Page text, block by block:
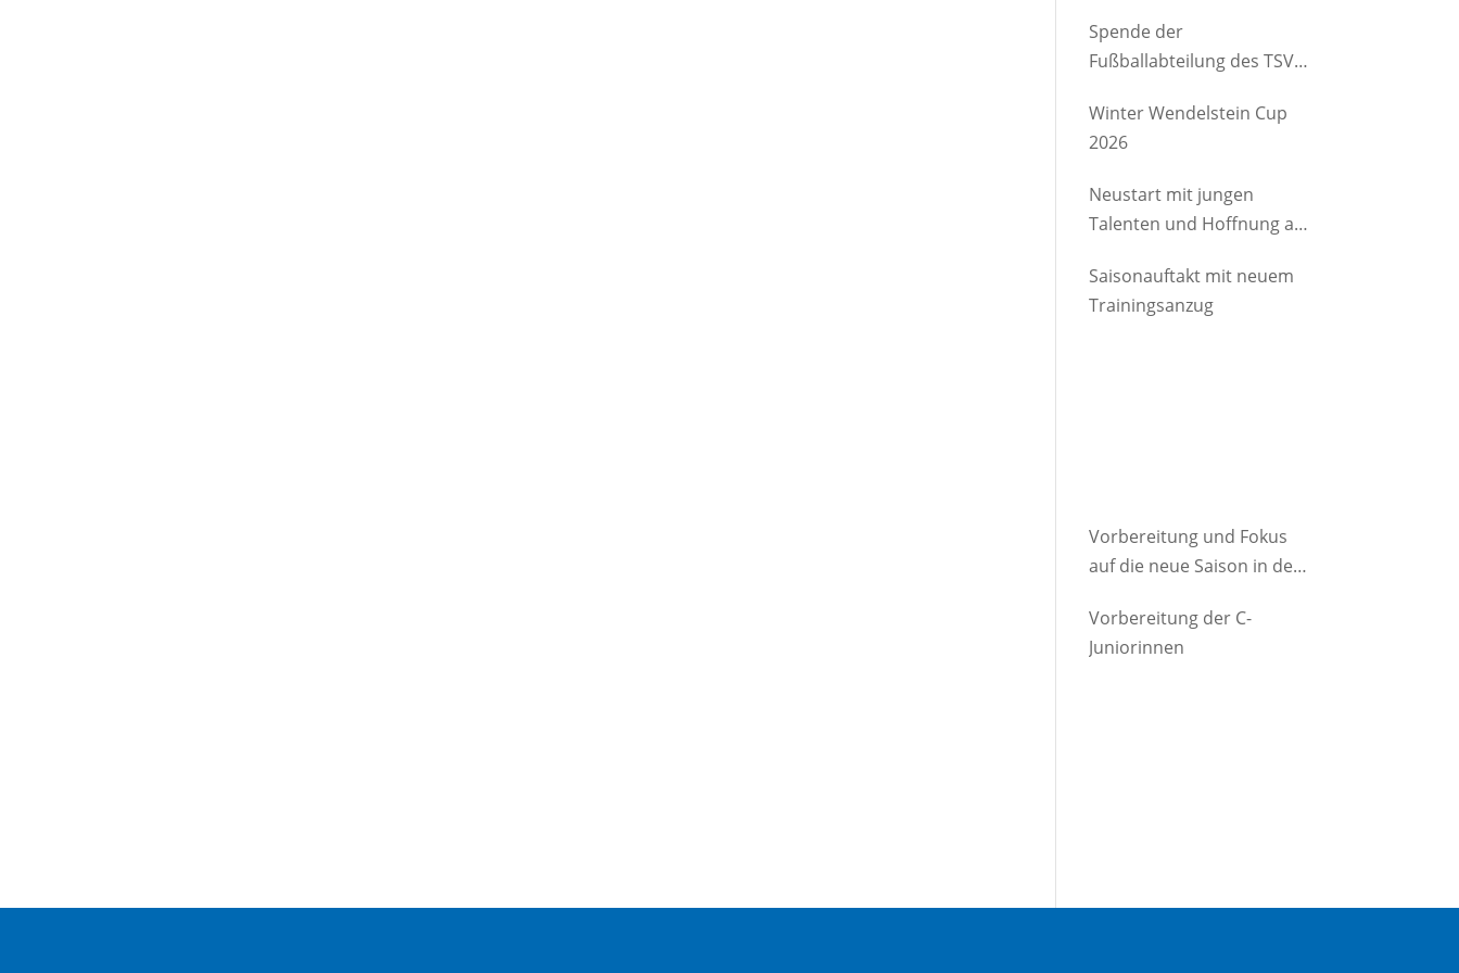
Spende der
Fußballabteilung des TSV
Kindergartenverein
Degerndorf/Brannenburg
Winter Wendelstein Cup
2026
Neustart mit jungen
Talenten und Hoffnung auf
Saisonauftakt mit neuem
Trainingsanzug
Vorbereitung und Fokus
auf die neue Saison in der
Vorbereitung der C-
Juniorinnen